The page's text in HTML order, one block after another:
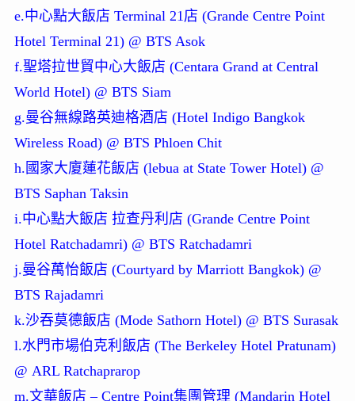
e.中心點大飯店 Terminal 21店 (Grande Centre Point
Hotel Terminal 21) @ BTS Asok
f.聖塔拉世貿中心大飯店 (Centara Grand at Central
World Hotel) @ BTS Siam
g.曼谷無線路英迪格酒店 (Hotel Indigo Bangkok
Wireless Road) @ BTS Phloen Chit
h.國家大廈蓮花飯店 (lebua at State Tower Hotel) @
BTS Saphan Taksin
i.中心點大飯店 拉查丹利店 (Grande Centre Point
Hotel Ratchadamri) @ BTS Ratchadamri
j.曼谷萬怡飯店 (Courtyard by Marriott Bangkok) @
BTS Rajadamri
k.沙吞莫德飯店 (Mode Sathorn Hotel) @ BTS Surasak
l.水門市場伯克利飯店 (The Berkeley Hotel Pratunam)
@ ARL Ratchaprarop
m.文華飯店 – Centre Point集團管理 (Mandarin Hotel